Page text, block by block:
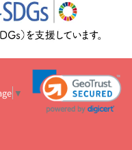
お祝いを贈るときのマナー・
一覧
誕生日のお花を「色
相場
出産祝いお役立ち情
い花のマナー総まとめ
職
開店祝いの花 選び方ガイ
▼